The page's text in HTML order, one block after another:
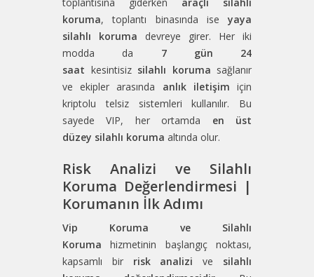
toplantısına giderken araçlı silahlı
koruma, toplantı binasında ise yaya
silahlı koruma devreye girer. Her iki
modda da 7 gün 24
saat kesintisiz silahlı koruma sağlanır
ve ekipler arasında anlık iletişim için
kriptolu telsiz sistemleri kullanılır. Bu
sayede VIP, her ortamda en üst
düzey silahlı koruma altında olur.
Risk Analizi ve Silahlı
Koruma Değerlendirmesi |
Korumanın İlk Adımı
Vip Koruma ve Silahlı
Koruma hizmetinin başlangıç noktası,
kapsamlı bir risk analizi ve silahlı